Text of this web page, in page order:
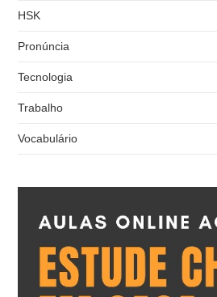
HSK
Pronúncia
Tecnologia
Trabalho
Vocabulário